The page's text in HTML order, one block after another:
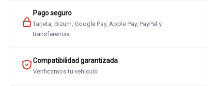
Pago seguro
Tarjeta, Bizum, Google Pay, Apple Pay, PayPal y
transferencia
Compatibilidad garantizada
Verificamos tu vehículo